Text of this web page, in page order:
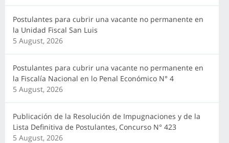
Postulantes para cubrir una vacante no permanente en
la Unidad Fiscal San Luis
5 August, 2026
Postulantes para cubrir una vacante no permanente en
la Fiscalía Nacional en lo Penal Económico N° 4
5 August, 2026
Publicación de la Resolución de Impugnaciones y de la
Lista Definitiva de Postulantes, Concurso N° 423
5 August, 2026